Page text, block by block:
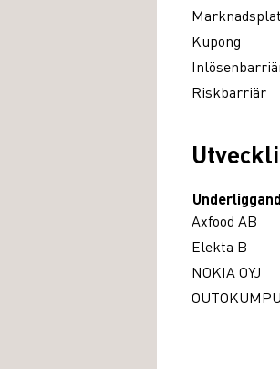
Kupong
Riskbarriär
Axfood AB
Elekta B
NOKIA OYJ